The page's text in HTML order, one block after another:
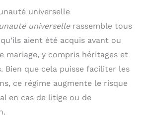
universelle
universellerassemble tous
aient été acquis avant ou
mariage, y compris héritages et
Bien que cela puisse faciliter les
ce régime augmente le risque
en cas de litige ou de